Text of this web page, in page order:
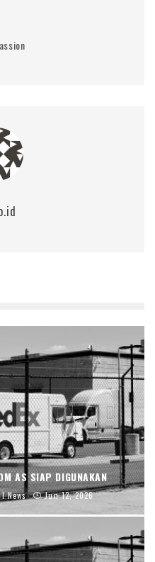
AS SIAP DIGUNAKAN
News Jun 12, 2026